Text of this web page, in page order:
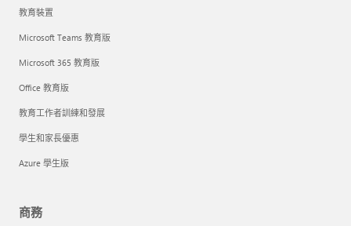
教育裝置
Microsoft Teams 教育版
Microsoft 365 教育版
Office 教育版
教育工作者訓練和發展
學生和家長優惠
Azure 學生版
商務